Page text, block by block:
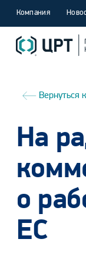
Компания
Вернуться
На
о
ЕС